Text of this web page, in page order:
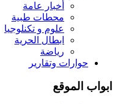
أخبار عامة
محطات طبية
علوم و تکنلوجیا
ابطال الحرية
رياضة
حوارات وتقارير
ابواب الموقع